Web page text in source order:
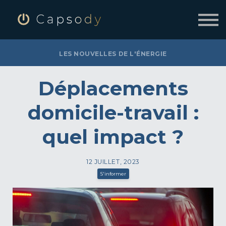
LES NOUVELLES DE L'ÉNERGIE
Déplacements
domicile-travail :
quel impact ?
12 JUILLET, 2023
S'informer